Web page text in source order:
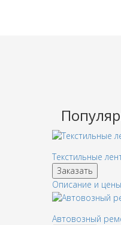
Текстильные
Заказать
Описание и цены
Автовозный